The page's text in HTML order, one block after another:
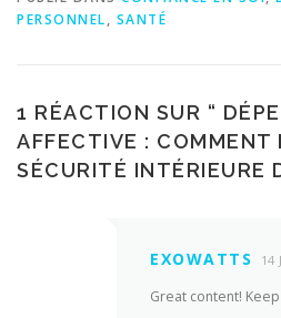
PERSONNEL, SANTÉ
1 RÉACTION SUR “
AFFECTIVE : COMMENT
SÉCURITÉ INTÉRIEURE
EXOWATTS 14
Great content!